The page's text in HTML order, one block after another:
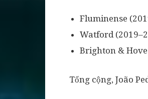
Fluminense
Watford
Brighton &
Tổng cộng, João